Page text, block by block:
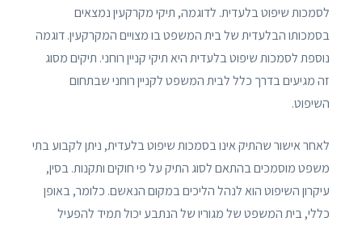
לסמכות שיפוט בלעדית. לדוגמה, תיקי מקרקעין נמצאים
בסמכותו הבלעדית של בית המשפט בו מצויים המקרקעין. דוגמה
נוספת לסמכות שיפוט בלעדית היא תיקי קניין רוחני. תיקים מסוג
זה מגיעים בדרך כלל לבית המשפט לקניין רוחני שבתחום
השיפוט.
לאחר אישור שהתיק אינו בסמכות שיפוט בלעדית, ניתן לקבוע בתי
משפט מוסמכים בהתאם לסוג התיק על פי חוקים ותקנות. בסין,
עיקרון השיפוט הוא לנהל הליכים במקום הנאשם. כלומר, באופן
כללי, בית המשפט של מגוריו של הנתבע יכול תמיד להפעיל